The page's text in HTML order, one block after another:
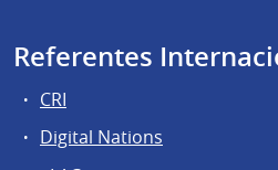
Referentes
CRI
Digital Nations